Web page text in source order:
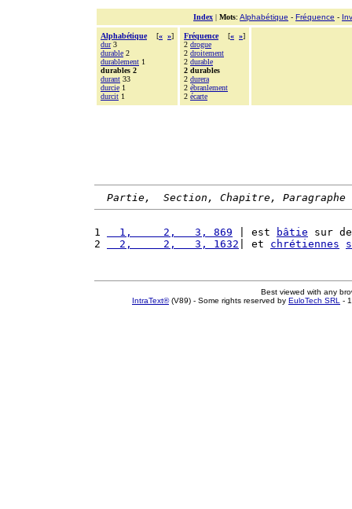
Index | Mots: Alphabétique - Fréquence -
Alphabétique [« »]
dur3
durable 2
durablement 1
durables 2
durant 33
durcie 1
durcit 1
Fréquence [« »]
2 drogue
2 droitement
2 durable
2 durables
2 durera
2 ébranlement
2 écarte
Partie,  Section, Chapitre, Paragraphe
1
  1,     2,   3, 869
| est bâtie sur
2
  2,     2,   3, 1632
| et chrétiennes
Best viewed with any
IntraText®(V89) - Some rights reserved by EuloTech SRL -